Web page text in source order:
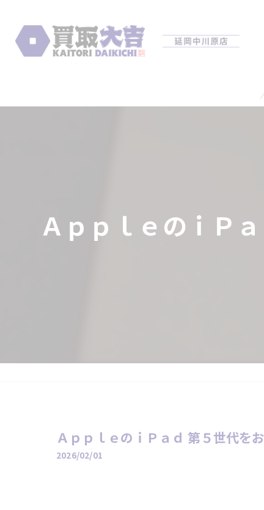
ＡｐｐｌｅのｉＰ
ＡｐｐｌｅのｉＰａｄ 第５世代を
2026/02/01